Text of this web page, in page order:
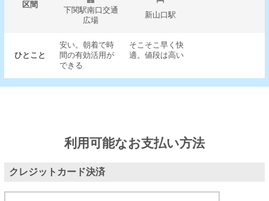
区間
下関駅南口交通
広場
新山口駅
ひとこと
安い。朝着で時
間の有効活用が
できる
そこそこ早く快
適。値段は高い
利用可能なお支払い方法
クレジットカード決済